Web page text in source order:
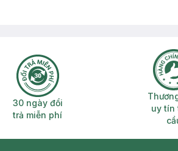
30 ngày đổi trả miễn phí
30 ngày đổi
trả miễn phí
uy tín